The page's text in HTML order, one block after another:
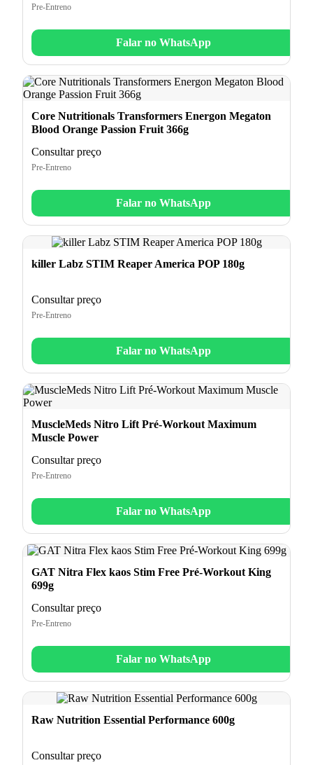
Pre-Entreno
Falar no WhatsApp
Core Nutritionals Transformers Energon Megaton
Blood Orange Passion Fruit 366g
Consultar preço
Pre-Entreno
Falar no WhatsApp
killer Labz STIM Reaper America POP 180g
Consultar preço
Pre-Entreno
Falar no WhatsApp
MuscleMeds Nitro Lift Pré-Workout Maximum
Muscle Power
Consultar preço
Pre-Entreno
Falar no WhatsApp
GAT Nitra Flex kaos Stim Free Pré-Workout King
699g
Consultar preço
Pre-Entreno
Falar no WhatsApp
Raw Nutrition Essential Performance 600g
Consultar preço